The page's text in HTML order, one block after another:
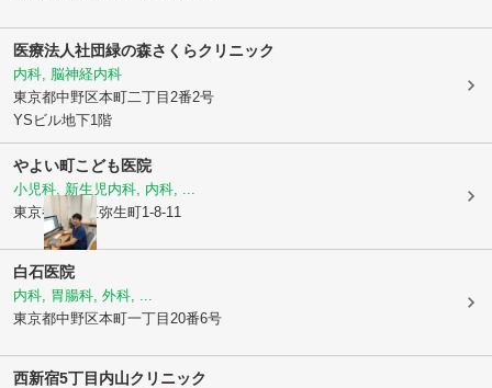
医療法人社団緑の森さくらクリニック
内科, 脳神経内科
東京都中野区本町二丁目2番2号
YSビル地下1階
やよい町こども医院
小児科, 新生児内科, 内科, ...
東京都中野区弥生町1-8-11
白石医院
内科, 胃腸科, 外科, ...
東京都中野区本町一丁目20番6号
西新宿5丁目内山クリニック